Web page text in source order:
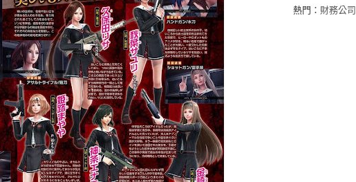
熱門： 財務公司